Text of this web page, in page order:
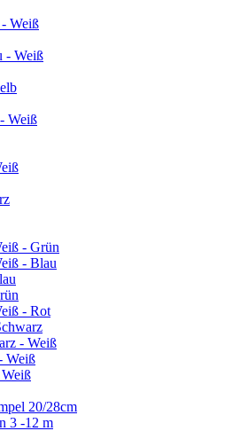
Weiß
- Weiß
Weiß
- Grün
- Blau
- Rot
- Weiß
Weiß
20/28cm
3 -12 m